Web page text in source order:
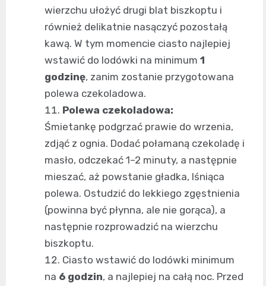
wierzchu ułożyć drugi blat biszkoptu i
również delikatnie nasączyć pozostałą
kawą. W tym momencie ciasto najlepiej
wstawić do lodówki na minimum 1
godzinę, zanim zostanie przygotowana
polewa czekoladowa.
Polewa czekoladowa:
Śmietankę podgrzać prawie do wrzenia,
zdjąć z ognia. Dodać połamaną czekoladę i
masło, odczekać 1–2 minuty, a następnie
mieszać, aż powstanie gładka, lśniąca
polewa. Ostudzić do lekkiego zgęstnienia
(powinna być płynna, ale nie gorąca), a
następnie rozprowadzić na wierzchu
biszkoptu.
Ciasto wstawić do lodówki minimum
na 6 godzin, a najlepiej na całą noc. Przed